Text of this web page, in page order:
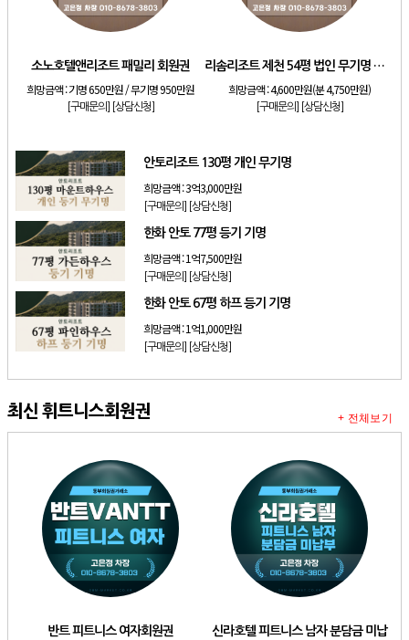
소노호텔앤리조트 패밀리 회원권
희망금액 :기명 650만원 / 무기명 950만원
[구매문의] [상담신청]
리솜리조트 제천 54평 법인 무기명 회원제
희망금액 :4,600만원(분 4,750만원)
[구매문의] [상담신청]
안토리조트 130평 개인 무기명
희망금액 :3억3,000만원
[구매문의] [상담신청]
한화 안토 77평 등기 기명
희망금액 :1억7,500만원
[구매문의] [상담신청]
한화 안토 67평 하프 등기 기명
희망금액 :1억1,000만원
[구매문의] [상담신청]
최신 휘트니스회원권
반트 피트니스 여자회원권 신라호텔 피트니스 남자 분담금 미납
+ 전체보기